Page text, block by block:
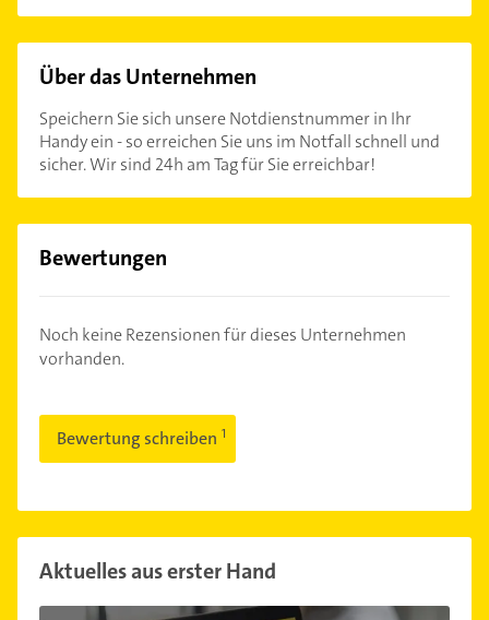
Über das Unternehmen
Speichern Sie sich unsere Notdienstnummer in Ihr
Handy ein - so erreichen Sie uns im Notfall schnell und
sicher. Wir sind 24h am Tag für Sie erreichbar!
Bewertungen
Noch keine Rezensionen für dieses Unternehmen
vorhanden.
Bewertung schreiben
Aktuelles aus erster Hand